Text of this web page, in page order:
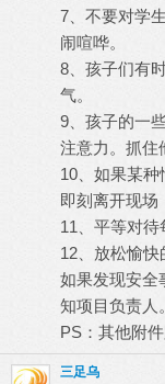
7、不要对学
闹喧哗。
8、孩子们有
气。
9、孩子的一
注意力。抓住
10、如果某
即刻离开现场
11、平等对待
12、放松愉快
如果发现安全
知项目负责人。
PS：其他附
三足乌